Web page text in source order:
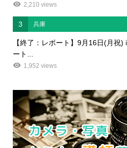
2,210 views
3 兵庫
【終了：レポート】9月16日(月祝
ート...
1,952 views